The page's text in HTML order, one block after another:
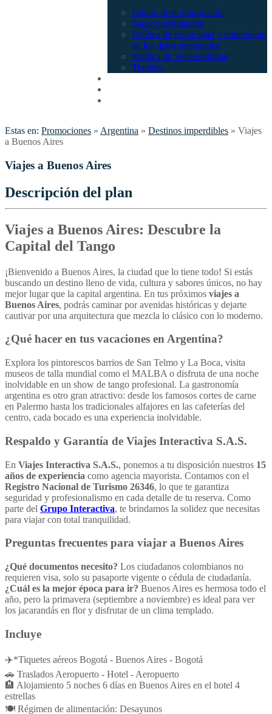
Estado de tu transacción
Pago confirmación
Política de privacidad y tratamiento
de los datos personales
Política de Sostenibilidad
Tiquetes
Estas en: Promociones » Argentina » Destinos imperdibles » Viajes
a Buenos Aires
Viajes a Buenos Aires
Descripción del plan
Viajes a Buenos Aires: Descubre la
Capital del Tango
¡Bienvenido a Buenos Aires, la ciudad que lo tiene todo! Si estás
buscando un destino lleno de vida, cultura y sabores únicos, no hay
mejor lugar que la capital argentina. En tus próximos viajes a
Buenos Aires, podrás caminar por avenidas históricas y dejarte
cautivar por una arquitectura que mezcla lo clásico con lo moderno.
¿Qué hacer en tus vacaciones en Argentina?
Explora los pintorescos barrios de San Telmo y La Boca, visita
museos de talla mundial como el MALBA o disfruta de una noche
inolvidable en un show de tango profesional. La gastronomía
argentina es otro gran atractivo: desde los famosos cortes de carne
en Palermo hasta los tradicionales alfajores en las cafeterías del
centro, cada bocado es una experiencia inolvidable.
Respaldo y Garantía de Viajes Interactiva S.A.S.
En Viajes Interactiva S.A.S., ponemos a tu disposición nuestros 15
años de experiencia como agencia mayorista. Contamos con el
Registro Nacional de Turismo 26346, lo que te garantiza
seguridad y profesionalismo en cada detalle de tu reserva. Como
parte del Grupo Interactiva, te brindamos la solidez que necesitas
para viajar con total tranquilidad.
Preguntas frecuentes para viajar a Buenos Aires
¿Qué documentos necesito? Los ciudadanos colombianos no
requieren visa, solo su pasaporte vigente o cédula de ciudadanía.
¿Cuál es la mejor época para ir? Buenos Aires es hermosa todo el
año, pero la primavera (septiembre a noviembre) es ideal para ver
los jacarandás en flor y disfrutar de un clima templado.
Incluye
✈️*Tiquetes aéreos Bogotá - Buenos Aires - Bogotá
🚗 Traslados Aeropuerto - Hotel - Aeropuerto
🏨 Alojamiento 5 noches 6 días en Buenos Aires en el hotel 4
estrellas
🍽️ Régimen de alimentación: Desayunos